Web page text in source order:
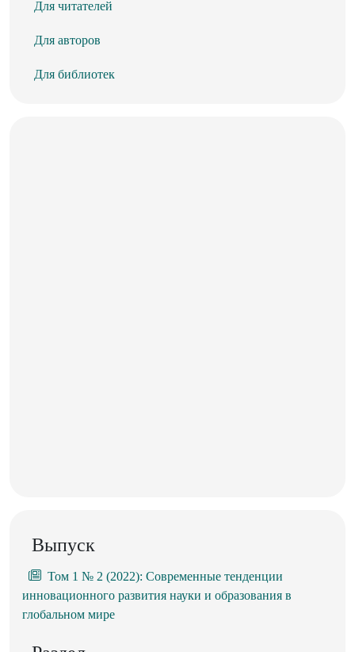
Для читателей
Для авторов
Для библиотек
Выпуск
Том 1 № 2 (2022): Современные тенденции
инновационного развития науки и образования в
глобальном мире